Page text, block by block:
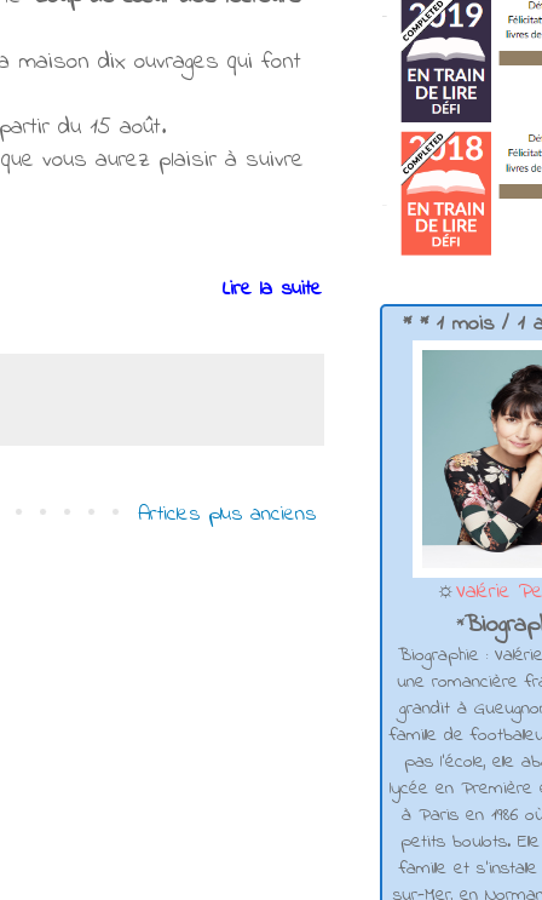
maison dix ouvrages qui font
du 15 août.
vous aurez plaisir à suivre
Lire la suite
Articles plus anciens
* * 1 mois / 1
☼Valérie
*
Biographie :
une romancière
grandit à
famille de
pas l'école, elle
lycée en
à Paris en 1986
petits boulots.
famille et